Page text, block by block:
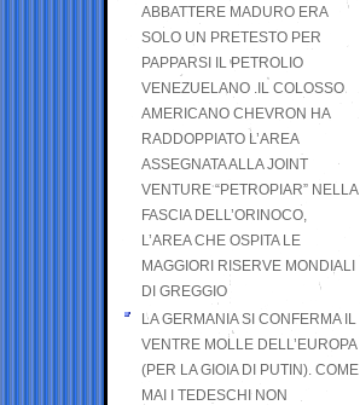
ABBATTERE MADURO ERA
SOLO UN PRETESTO PER
PAPPARSI IL PETROLIO
VENEZUELANO .IL COLOSSO
AMERICANO CHEVRON HA
RADDOPPIATO L’AREA
ASSEGNATA ALLA JOINT
VENTURE “PETROPIAR” NELLA
FASCIA DELL’ORINOCO,
L’AREA CHE OSPITA LE
MAGGIORI RISERVE MONDIALI
DI GREGGIO
LA GERMANIA SI CONFERMA IL
VENTRE MOLLE DELL’EUROPA
(PER LA GIOIA DI PUTIN). COME
MAI I TEDESCHI NON